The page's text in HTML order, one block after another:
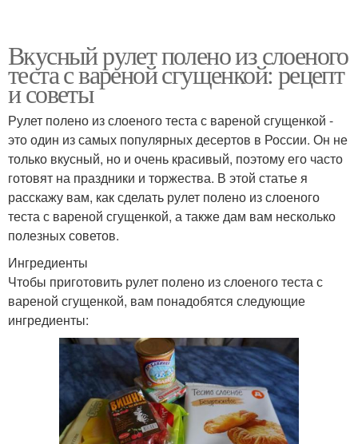
Вкусный рулет полено из слоеного
теста с вареной сгущенкой: рецепт
и советы
Рулет полено из слоеного теста с вареной сгущенкой -
это один из самых популярных десертов в России. Он не
только вкусный, но и очень красивый, поэтому его часто
готовят на праздники и торжества. В этой статье я
расскажу вам, как сделать рулет полено из слоеного
теста с вареной сгущенкой, а также дам вам несколько
полезных советов.
Ингредиенты
Чтобы приготовить рулет полено из слоеного теста с
вареной сгущенкой, вам понадобятся следующие
ингредиенты: